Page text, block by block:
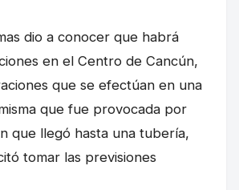
dio a conocer que habrá
en el Centro de Cancún,
que se efectúan en una
que fue provocada por
que llegó hasta una tubería,
tomar las previsiones